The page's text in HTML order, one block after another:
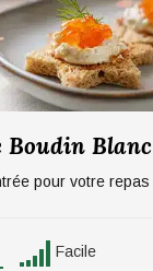
Boudin Blanc
Facile